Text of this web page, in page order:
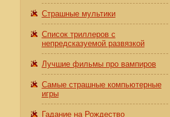
Страшные мультики
Список триллеров с
непредсказуемой развязкой
Лучшие фильмы про вампиров
Самые страшные компьютерные
игры
Гадание на Рождество